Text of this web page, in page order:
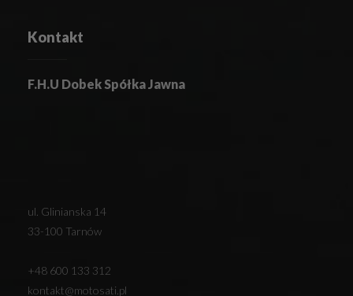
Kontakt
F.H.U Dobek Spółka Jawna
ul. Glinianska 14
33-100 Tarnów
+48 600 133 312
kontakt@motosati.pl